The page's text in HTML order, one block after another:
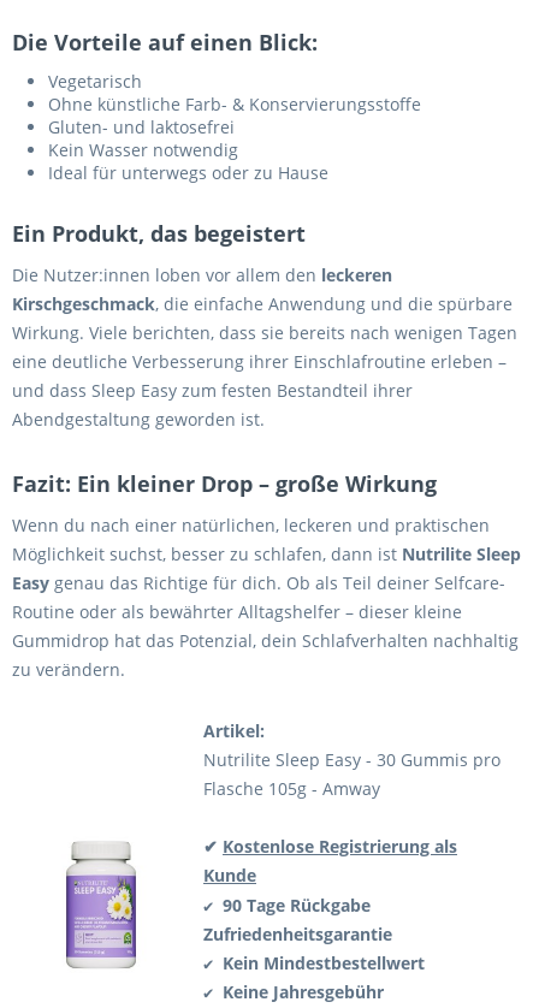
Die Vorteile auf einen Blick:
Vegetarisch
Ohne künstliche Farb- & Konservierungsstoffe
Gluten- und laktosefrei
Kein Wasser notwendig
Ideal für unterwegs oder zu Hause
Ein Produkt, das begeistert
Die Nutzer:innen loben vor allem den leckeren
Kirschgeschmack, die einfache Anwendung und die spürbare
Wirkung. Viele berichten, dass sie bereits nach wenigen Tagen
eine deutliche Verbesserung ihrer Einschlafroutine erleben –
und dass Sleep Easy zum festen Bestandteil ihrer
Abendgestaltung geworden ist.
Fazit: Ein kleiner Drop – große Wirkung
Wenn du nach einer natürlichen, leckeren und praktischen
Möglichkeit suchst, besser zu schlafen, dann ist Nutrilite Sleep
Easy genau das Richtige für dich. Ob als Teil deiner Selfcare-
Routine oder als bewährter Alltagshelfer – dieser kleine
Gummidrop hat das Potenzial, dein Schlafverhalten nachhaltig
zu verändern.
Artikel:
Nutrilite Sleep Easy - 30 Gummis pro
Flasche 105g - Amway
✔ Kostenlose Registrierung als
Kunde
✔ 90 Tage Rückgabe
Zufriedenheitsgarantie
✔ Kein Mindestbestellwert
✔ Keine Jahresgebühr